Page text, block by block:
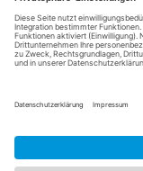
Impressum|